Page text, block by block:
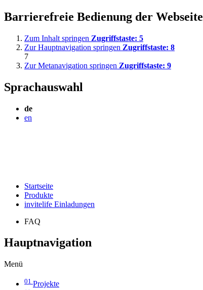
Barrierefreie Bedienung der Webseite
Zum Inhalt springen Zugriffstaste: 5
Zur Hauptnavigation springen Zugriffstaste: 8
7
Zur Metanavigation springen Zugriffstaste: 9
Sprachauswahl
de
en
Startseite
Produkte
invitelife Einladungen
FAQ
Hauptnavigation
Menü
01 Projekte